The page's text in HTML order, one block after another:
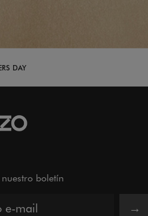
DAY
boletín
→